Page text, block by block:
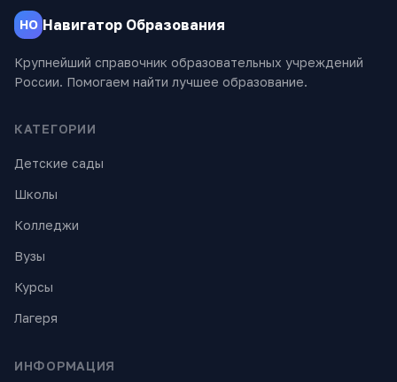
НО Навигатор Образования
Крупнейший справочник образовательных учреждений
России. Помогаем найти лучшее образование.
КАТЕГОРИИ
Детские сады
Школы
Колледжи
Вузы
Курсы
Лагеря
ИНФОРМАЦИЯ